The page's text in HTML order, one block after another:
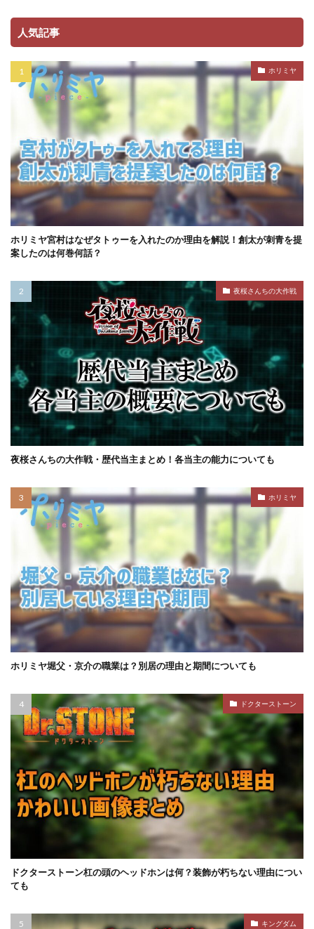
人気記事
ホリミヤ
ホリミヤ宮村はなぜタトゥーを入れたのか理由を解説！創太が刺青を提
案したのは何巻何話？
夜桜さんちの大作戦
夜桜さんちの大作戦・歴代当主まとめ！各当主の能力についても
ホリミヤ
ホリミヤ堀父・京介の職業は？別居の理由と期間についても
ドクターストーン
ドクターストーン杠の頭のヘッドホンは何？装飾が朽ちない理由につい
ても
キングダム